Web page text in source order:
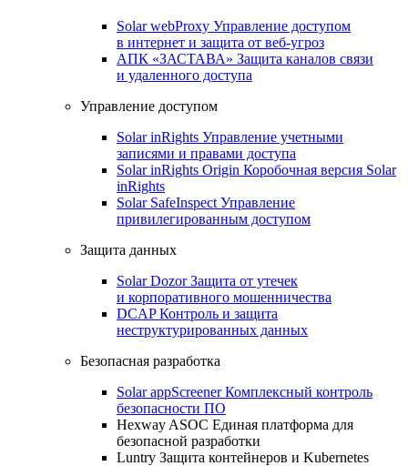
Solar webProxy Управление доступом
в интернет и защита от веб-угроз
АПК «ЗАСТАВА» Защита каналов связи
и удаленного доступа
Управление доступом
Solar inRights Управление учетными
записями и правами доступа
Solar inRights Origin Коробочная версия Solar
inRights
Solar SafeInspect Управление
привилегированным доступом
Защита данных
Solar DozorЗащита от утечек
и корпоративного мошенничества
DCAPКонтроль и защита
неструктурированных данных
Безопасная разработка
Solar appScreenerКомплексный контроль
безопасности ПО
Hexway ASOC Единая платформа для
безопасной разработки
Luntry Защита контейнеров и Kubernetes